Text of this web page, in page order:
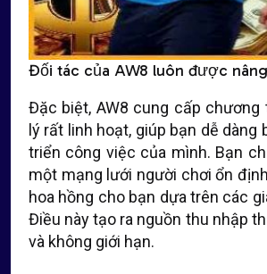
Đối tác của AW8 luôn được
Đặc biệt, AW8 cung cấp chương
lý rất linh hoạt, giúp bạn dễ dàng
triển công việc của mình. Bạn
một mạng lưới người chơi ổn
hoa hồng cho bạn dựa trên các
Điều này tạo ra nguồn thu nhập
và không giới hạn.